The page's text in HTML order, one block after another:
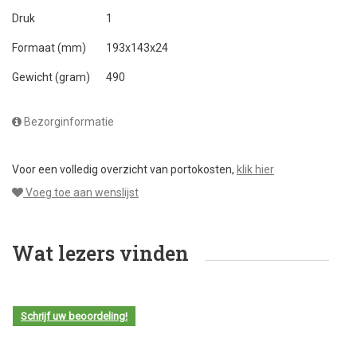
Druk 1
Formaat (mm) 193x143x24
Gewicht (gram) 490
Bezorginformatie
Voor een volledig overzicht van portokosten, klik hier
Voeg toe aan wenslijst
Wat lezers vinden
Schrijf uw beoordeling!